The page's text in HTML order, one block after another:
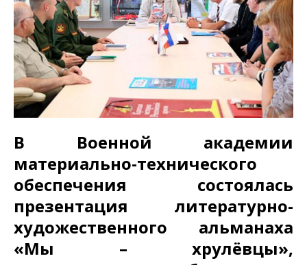
В Военной академии
материально-технического
обеспечения состоялась
презентация литературно-
художественного альманаха
«Мы – хрулёвцы»,